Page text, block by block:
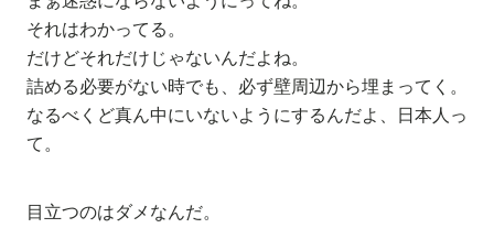
それはわかってる。
だけどそれだけじゃないんだよね。
詰める必要がない時でも、必ず壁周辺から埋まってく。
なるべくど真ん中にいないようにするんだよ、日本人っ
て。
目立つのはダメなんだ。